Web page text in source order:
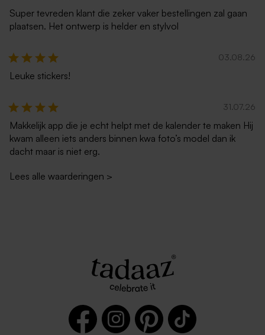
Super tevreden klant die zeker vaker bestellingen zal gaan
plaatsen. Het ontwerp is helder en stylvol
03.08.26
Leuke stickers!
31.07.26
Makkelijk app die je echt helpt met de kalender te maken Hij
kwam alleen iets anders binnen kwa foto’s model dan ik
dacht maar is niet erg.
Lees alle waarderingen >